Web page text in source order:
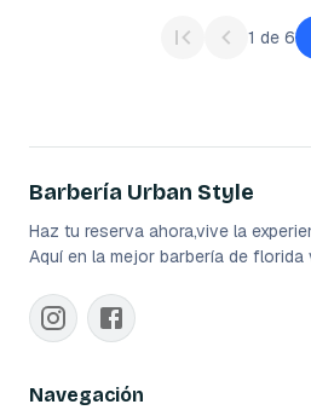
1 de 6
Barbería Urban Style
Haz tu reserva ahora,vive la
Aquí en la mejor barbería de florida
Navegación